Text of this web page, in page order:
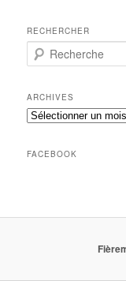
RECHERCHER
e
h
e
r
h
ARCHIVES
Archives
FACEBOOK